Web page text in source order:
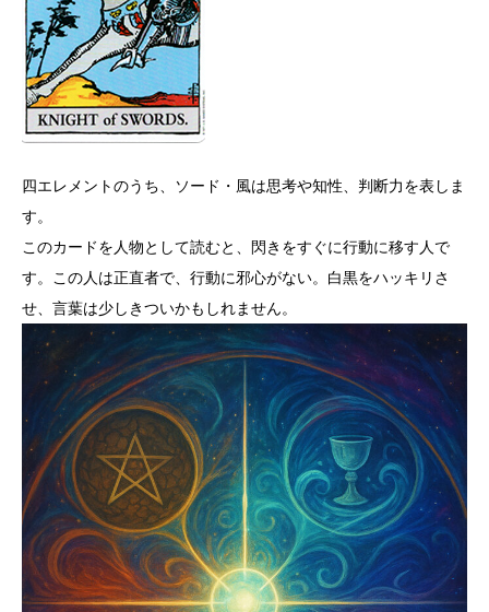
四エレメントのうち、ソード・風は思考や知性、判断力を表しま
す。
このカードを人物として読むと、閃きをすぐに行動に移す人で
す。この人は正直者で、行動に邪心がない。白黒をハッキリさ
せ、言葉は少しきついかもしれません。